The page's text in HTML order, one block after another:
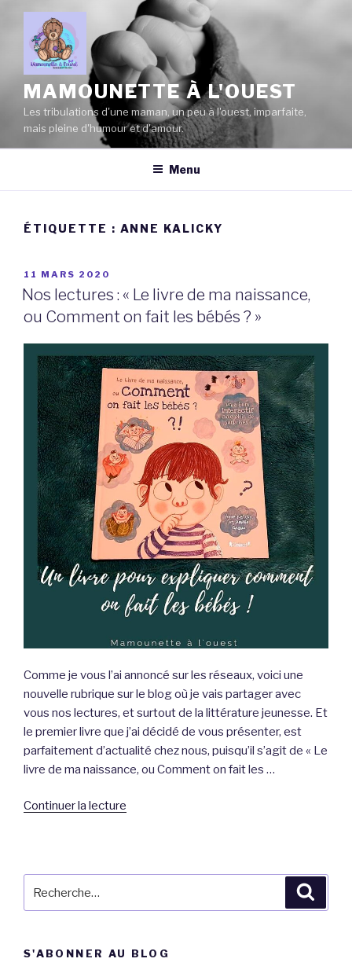
contenu
principal
MAMOUNETTE À L'OUEST
Les tribulations d'une maman, un peu à l'ouest, imparfaite,
mais pleine d'humour et d'amour.
Menu
ÉTIQUETTE : ANNE KALICKY
PUBLIÉ
LE
11 MARS 2020
Nos lectures : « Le livre de ma naissance,
ou Comment on fait les bébés ? »
Comme je vous l’ai annoncé sur les réseaux, voici une
nouvelle rubrique sur le blog où je vais partager avec
vous nos lectures, et surtout de la littérature jeunesse. Et
le premier livre que j’ai décidé de vous présenter, est
parfaitement d’actualité chez nous, puisqu’il s’agit de « Le
livre de ma naissance, ou Comment on fait les …
Continuer la lecture
naissance,
pour
S'ABONNER AU BLOG